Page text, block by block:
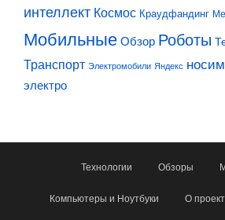
интеллект Космос Краудфандинг
МобильныеОбзор Роботы
Транспорт Электромобили Яндекс
электро
Технологии Обзоры
Компьютеры и Ноутбуки О